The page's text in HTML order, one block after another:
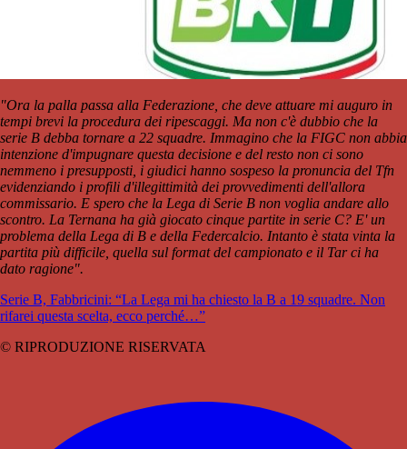
"Ora la palla passa alla Federazione, che deve attuare mi auguro in
tempi brevi la procedura dei ripescaggi. Ma non c'è dubbio che la
serie B debba tornare a 22 squadre. Immagino che la FIGC non abbia
intenzione d'impugnare questa decisione e del resto non ci sono
nemmeno i presupposti, i giudici hanno sospeso la pronuncia del Tfn
evidenziando i profili d'illegittimità dei provvedimenti dell'allora
commissario. E spero che la Lega di Serie B non voglia andare allo
scontro. La Ternana ha già giocato cinque partite in serie C? E' un
problema della Lega di B e della Federcalcio. Intanto è stata vinta la
partita più difficile, quella sul format del campionato e il Tar ci ha
dato ragione".
Serie B, Fabbricini: “La Lega mi ha chiesto la B a 19 squadre. Non
rifarei questa scelta, ecco perché…”
© RIPRODUZIONE RISERVATA